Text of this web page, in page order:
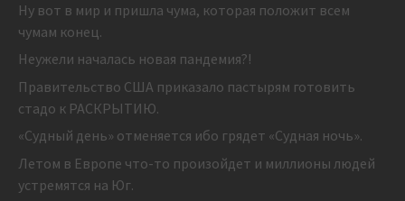
Ну вот в мир и пришла чума, которая положит всем
чумам конец.
Неужели началась новая пандемия?!
Правительство США приказало пастырям готовить
стадо к РАСКРЫТИЮ.
«Судный день» отменяется ибо грядет «Судная ночь».
Летом в Европе что-то произойдет и миллионы людей
устремятся на Юг.